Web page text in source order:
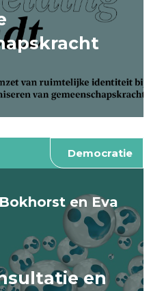
Democratie
en Eva
en